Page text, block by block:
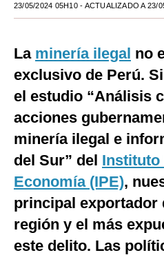
México
España
Internacional
Tecnología
Club del Suscriptor
Mix
G de Gestión
Notas Contratadas
23/05/2024 05H10- ACTUALIZADO A 23/
La minería ilegal no
exclusivo de Perú.
el estudio “Análisis
acciones
minería ilegal e
del Sur” del Instituto
Economía (IPE),
principal exportador
región y el más
este delito. Las